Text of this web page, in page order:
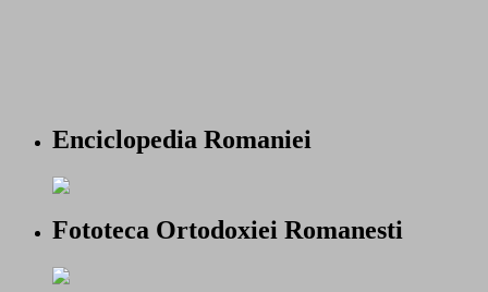
Enciclopedia Romaniei
Fototeca Ortodoxiei Romanesti